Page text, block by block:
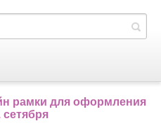
рамки для оформления